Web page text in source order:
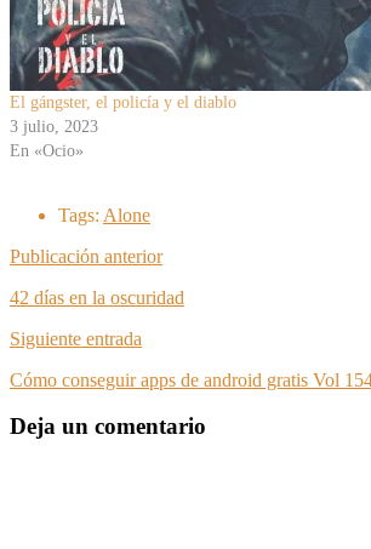
El gángster, el policía y el diablo
3 julio, 2023
En «Ocio»
Tags: Alone
Publicación anterior
42 días en la oscuridad
Siguiente entrada
Cómo conseguir apps de android gratis Vol
Deja un comentario